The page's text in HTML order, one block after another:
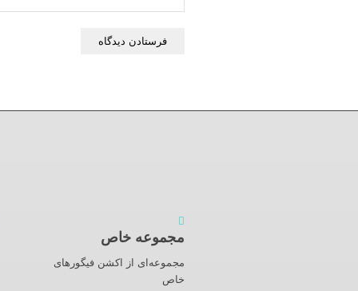
مجموعه خاص
مجموعه‌ای از اکشن فیگورهای
خاص